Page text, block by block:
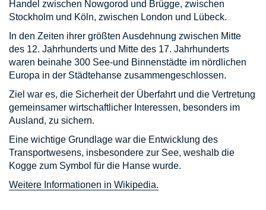
Handel zwischen Nowgorod und Brügge, zwischen
Stockholm und Köln, zwischen London und Lübeck.
In den Zeiten ihrer größten Ausdehnung zwischen Mitte
des 12. Jahrhunderts und Mitte des 17. Jahrhunderts
waren beinahe 300 See-und Binnenstädte im nördlichen
Europa in der Städtehanse zusammengeschlossen.
Ziel war es, die Sicherheit der Überfahrt und die Vertretung
gemeinsamer wirtschaftlicher Interessen, besonders im
Ausland, zu sichern.
Eine wichtige Grundlage war die Entwicklung des
Transportwesens, insbesondere zur See, weshalb die
Kogge zum Symbol für die Hanse wurde.
Weitere Informationen in Wikipedia.